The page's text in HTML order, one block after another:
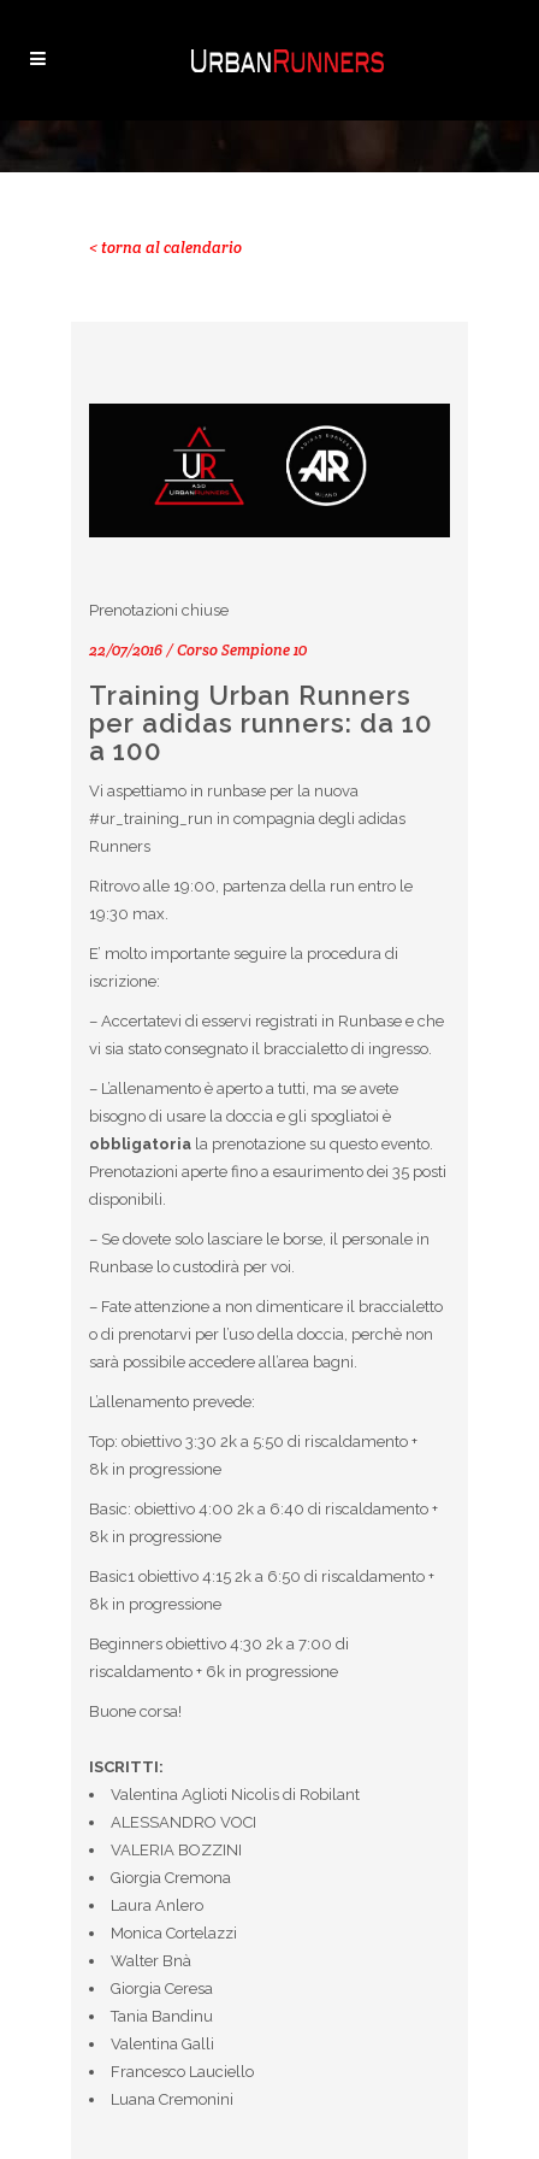
< torna al calendario
Prenotazioni chiuse
22/07/2016 / Corso Sempione 10
Training Urban Runners
per adidas runners: da 10
a 100
Vi aspettiamo in runbase per la nuova
#ur_training_run in compagnia degli adidas
Runners
Ritrovo alle 19:00, partenza della run entro le
19:30 max.
E’ molto importante seguire la procedura di
iscrizione:
– Accertatevi di esservi registrati in Runbase e che
vi sia stato consegnato il braccialetto di ingresso.
– L’allenamento è aperto a tutti, ma se avete
bisogno di usare la doccia e gli spogliatoi è
obbligatoria la prenotazione su questo evento.
Prenotazioni aperte fino a esaurimento dei 35 posti
disponibili.
– Se dovete solo lasciare le borse, il personale in
Runbase lo custodirà per voi.
– Fate attenzione a non dimenticare il braccialetto
o di prenotarvi per l’uso della doccia, perchè non
sarà possibile accedere all’area bagni.
L’allenamento prevede:
Top: obiettivo 3:30 2k a 5:50 di riscaldamento +
8k in progressione
Basic: obiettivo 4:00 2k a 6:40 di riscaldamento +
8k in progressione
Basic1 obiettivo 4:15 2k a 6:50 di riscaldamento +
8k in progressione
Beginners obiettivo 4:30 2k a 7:00 di
riscaldamento + 6k in progressione
Buone corsa!
ISCRITTI:
Valentina Aglioti Nicolis di Robilant
ALESSANDRO VOCI
VALERIA BOZZINI
Giorgia Cremona
Laura Anlero
Monica Cortelazzi
Walter Bnà
Giorgia Ceresa
Tania Bandinu
Valentina Galli
Francesco Lauciello
Luana Cremonini